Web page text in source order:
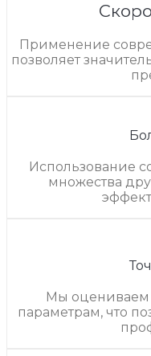
Применение
позволяет
Использование
множества
Мы оцениваем
параметрам, что